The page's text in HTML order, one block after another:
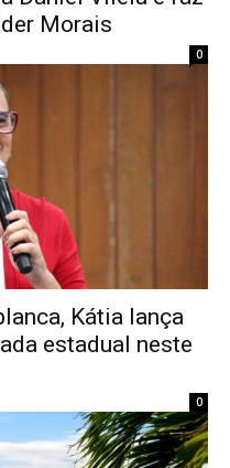
Morais
0
Kátia lança
estadual neste
0